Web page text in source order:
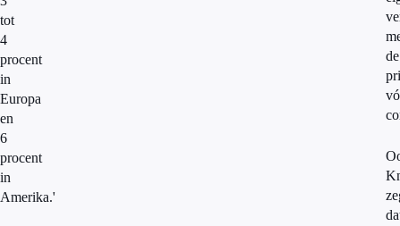
tot
4
procent
in
Europa
en
6
procent
in
Amerika.'
de